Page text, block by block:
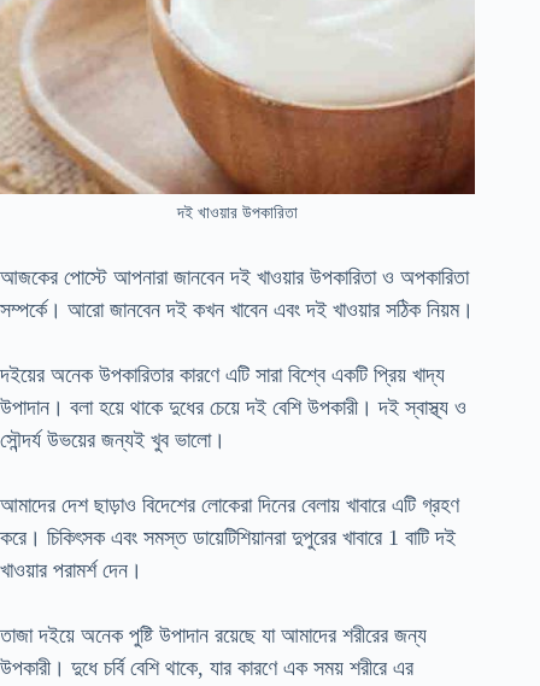
দই খাওয়ার উপকারিতা
আজকের পোস্টে আপনারা জানবেন দই খাওয়ার উপকারিতা ও অপকারিতা
সম্পর্কে। আরো জানবেন দই কখন খাবেন এবং দই খাওয়ার সঠিক নিয়ম।
দইয়ের অনেক উপকারিতার কারণে এটি সারা বিশ্বে একটি প্রিয় খাদ্য
উপাদান। বলা হয়ে থাকে দুধের চেয়ে দই বেশি উপকারী। দই স্বাস্থ্য ও
সৌন্দর্য উভয়ের জন্যই খুব ভালো।
আমাদের দেশ ছাড়াও বিদেশের লোকেরা দিনের বেলায় খাবারে এটি গ্রহণ
করে। চিকিৎসক এবং সমস্ত ডায়েটিশিয়ানরা দুপুরের খাবারে 1 বাটি দই
খাওয়ার পরামর্শ দেন।
তাজা দইয়ে অনেক পুষ্টি উপাদান রয়েছে যা আমাদের শরীরের জন্য
উপকারী। দুধে চর্বি বেশি থাকে, যার কারণে এক সময় শরীরে এর